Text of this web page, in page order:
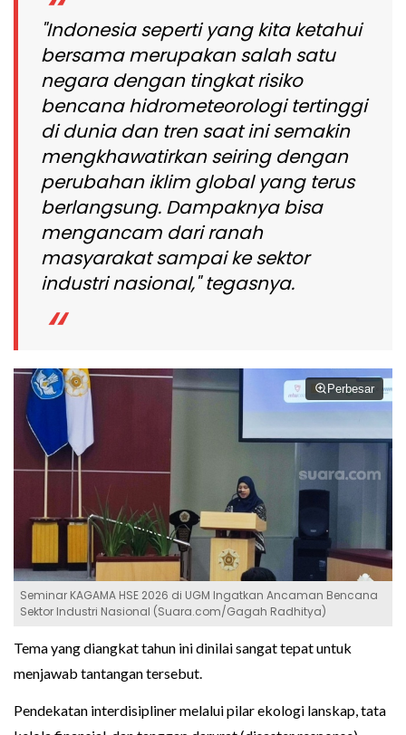
"Indonesia seperti yang kita ketahui
bersama merupakan salah satu
negara dengan tingkat risiko
bencana hidrometeorologi tertinggi
di dunia dan tren saat ini semakin
mengkhawatirkan seiring dengan
perubahan iklim global yang terus
berlangsung. Dampaknya bisa
mengancam dari ranah
masyarakat sampai ke sektor
industri nasional," tegasnya.
Perbesar
Seminar KAGAMA HSE 2026 di UGM Ingatkan Ancaman Bencana
Sektor Industri Nasional (Suara.com/Gagah Radhitya)
Tema yang diangkat tahun ini dinilai sangat tepat untuk
menjawab tantangan tersebut.
Pendekatan interdisipliner melalui pilar ekologi lanskap, tata